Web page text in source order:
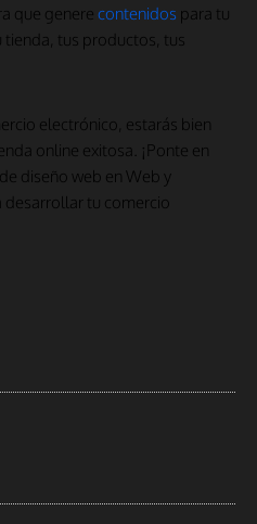
que genere contenidos para tu
tus productos, tus
electrónico, estarás bien
online exitosa. ¡Ponte en
de diseño web en Web y
desarrollar tu comercio